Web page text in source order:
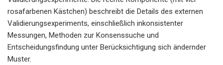
rosafarbenen Kästchen) beschreibt die Details des externen
Validierungsexperiments, einschließlich inkonsistenter
Messungen, Methoden zur Konsenssuche und
Entscheidungsfindung unter Berücksichtigung sich ändernder
Muster.